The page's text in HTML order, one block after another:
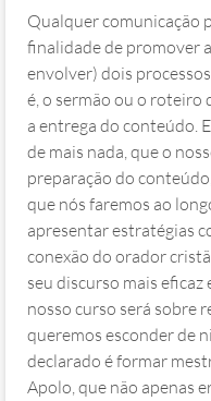
Qualquer comunicação
finalidade de promover
envolver) dois
é, o sermão ou o roteiro
a entrega do conteúdo.
de mais nada, que o
preparação do
que nós faremos ao
apresentar estratégias
conexão do orador
seu discurso mais
nosso curso será sobre
queremos esconder de
declarado é formar
Apolo, que não apenas